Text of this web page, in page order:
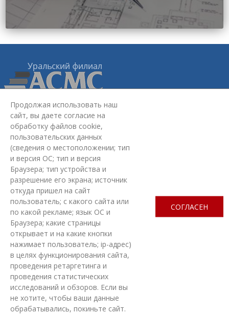
Уральский филиал АСМС:620075, г. Екатеринбург,
Красноармейская, стр. 4Б, 2 этаж
+7 (343) 363-03-30
omd@ufasms.ru
МЫ В СОЦСЕТЯХ
ЗАДАТЬ ВОПРОС
СОЗДАНИЕ САЙТА
Продолжая использовать наш
сайт, вы даете согласие на
обработку файлов cookie,
пользовательских данных
(сведения о местоположении; тип
и версия ОС; тип и версия
Браузера; тип устройства и
разрешение его экрана; источник
откуда пришел на сайт
пользователь; с какого сайта или
по какой рекламе; язык ОС и
Браузера; какие страницы
открывает и на какие кнопки
нажимает пользователь; ip-адрес)
в целях функционирования сайта,
проведения ретаргетинга и
проведения статистических
исследований и обзоров. Если вы
не хотите, чтобы ваши данные
обрабатывались, покиньте сайт.
СОГЛАСЕН